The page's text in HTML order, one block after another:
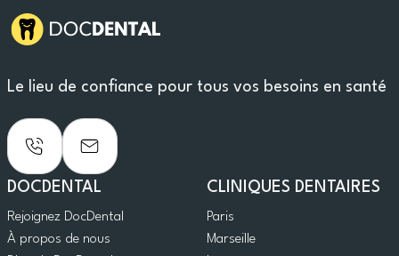
Le lieu de confiance pour tous vos besoins en santé
DOCDENTAL
Rejoignez DocDental
À propos de nous
CLINIQUES DENTAIRES
Paris
Marseille